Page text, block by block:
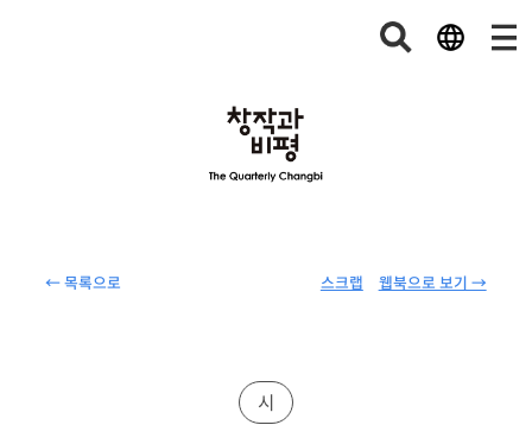
← 목록으로 웹북으로 보기 →
스크랩
시